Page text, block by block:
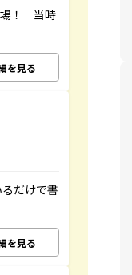
場！ 当時
を見る
だけで書
を見る